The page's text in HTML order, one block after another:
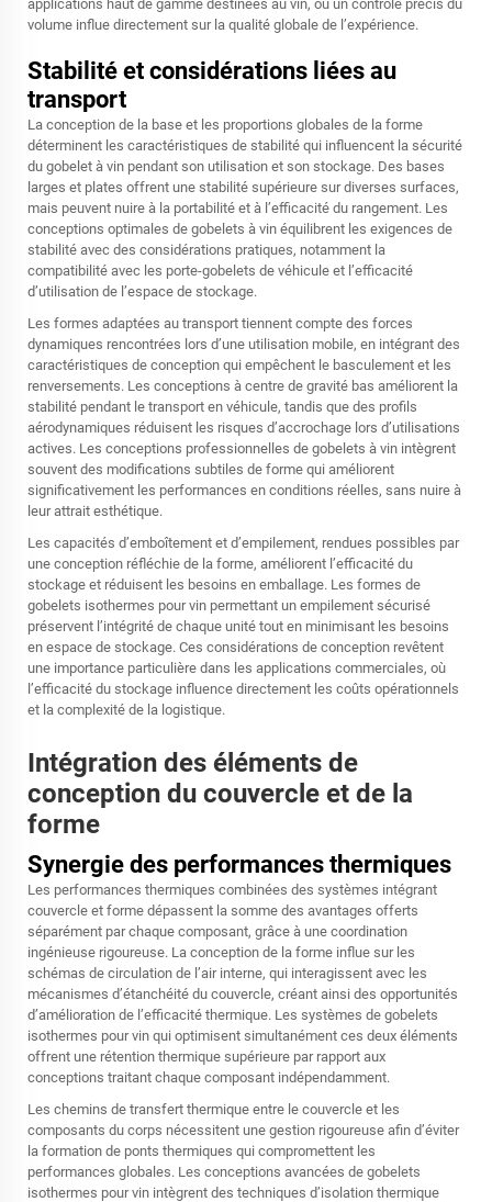
applications haut de gamme destinées au vin, où un contrôle précis du
volume influe directement sur la qualité globale de l’expérience.
Stabilité et considérations liées au
transport
La conception de la base et les proportions globales de la forme
déterminent les caractéristiques de stabilité qui influencent la sécurité
du gobelet à vin pendant son utilisation et son stockage. Des bases
larges et plates offrent une stabilité supérieure sur diverses surfaces,
mais peuvent nuire à la portabilité et à l’efficacité du rangement. Les
conceptions optimales de gobelets à vin équilibrent les exigences de
stabilité avec des considérations pratiques, notamment la
compatibilité avec les porte-gobelets de véhicule et l’efficacité
d’utilisation de l’espace de stockage.
Les formes adaptées au transport tiennent compte des forces
dynamiques rencontrées lors d’une utilisation mobile, en intégrant des
caractéristiques de conception qui empêchent le basculement et les
renversements. Les conceptions à centre de gravité bas améliorent la
stabilité pendant le transport en véhicule, tandis que des profils
aérodynamiques réduisent les risques d’accrochage lors d’utilisations
actives. Les conceptions professionnelles de gobelets à vin intègrent
souvent des modifications subtiles de forme qui améliorent
significativement les performances en conditions réelles, sans nuire à
leur attrait esthétique.
Les capacités d’emboîtement et d’empilement, rendues possibles par
une conception réfléchie de la forme, améliorent l’efficacité du
stockage et réduisent les besoins en emballage. Les formes de
gobelets isothermes pour vin permettant un empilement sécurisé
préservent l’intégrité de chaque unité tout en minimisant les besoins
en espace de stockage. Ces considérations de conception revêtent
une importance particulière dans les applications commerciales, où
l’efficacité du stockage influence directement les coûts opérationnels
et la complexité de la logistique.
Intégration des éléments de
conception du couvercle et de la
forme
Synergie des performances thermiques
Les performances thermiques combinées des systèmes intégrant
couvercle et forme dépassent la somme des avantages offerts
séparément par chaque composant, grâce à une coordination
ingénieuse rigoureuse. La conception de la forme influe sur les
schémas de circulation de l’air interne, qui interagissent avec les
mécanismes d’étanchéité du couvercle, créant ainsi des opportunités
d’amélioration de l’efficacité thermique. Les systèmes de gobelets
isothermes pour vin qui optimisent simultanément ces deux éléments
offrent une rétention thermique supérieure par rapport aux
conceptions traitant chaque composant indépendamment.
Les chemins de transfert thermique entre le couvercle et les
composants du corps nécessitent une gestion rigoureuse afin d’éviter
la formation de ponts thermiques qui compromettent les
performances globales. Les conceptions avancées de gobelets
isothermes pour vin intègrent des techniques d’isolation thermique